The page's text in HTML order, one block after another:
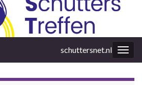
schuttersnet.nl